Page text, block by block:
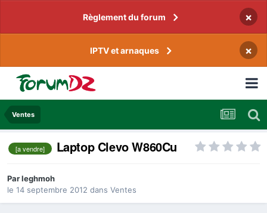
Règlement du forum ×
IPTV et arnaques ×
Ventes
[a vendre] Laptop Clevo W860Cu
Parleghmoh
le 14 septembre 2012 dans Ventes